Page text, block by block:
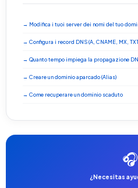
→ Modifica i tuoi server dei nomi del tuo
→ Configura i record DNS (A, CNAME, MX,
→ Quanto tempo impiega la propagazione
→ Creare un dominio aparcado (Alias)
→ Come recuperare un dominio scaduto
🎧
¿Necesitas